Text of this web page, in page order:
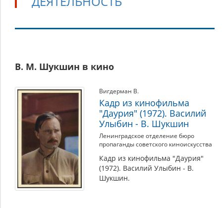
В. М. Шукшин в кино
Вигдерман В.
Кадр из кинофильма
"Даурия" (1972). Василий
Улыбин - В. Шукшин
Ленинградское отделение бюро
пропаганды советского киноискусства
Кадр из кинофильма "Даурия"
(1972). Василий Улыбин - В.
Шукшин.